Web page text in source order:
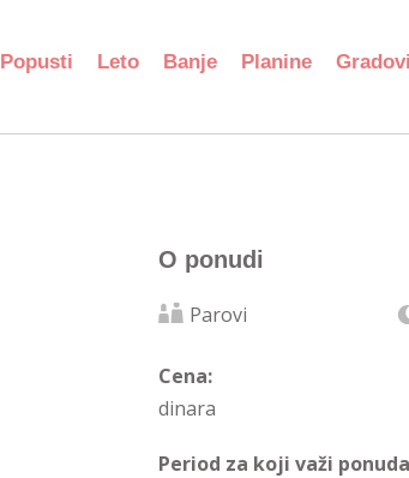
Popusti Leto Banje Planine Gradovi
O ponudi
Parovi
Cena:
dinara
Period za koji važi